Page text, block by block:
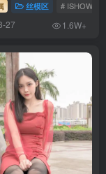
女郎丝模区 # ISHOW爱
27 1.6W+